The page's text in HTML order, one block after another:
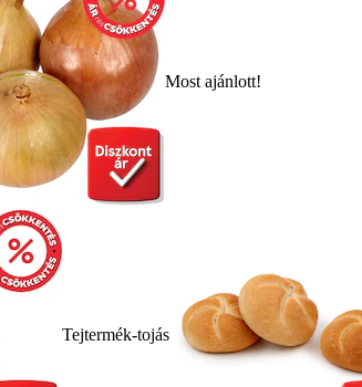
Most ajánlott!
Tejtermék-tojás